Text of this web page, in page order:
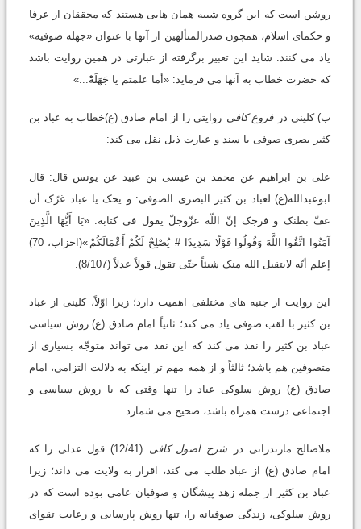
روشن است که این گروه شبیه همان هایی هستند که محققان از عرفا
و حکمای اسلام، همچون صدرالمتألهین از آنها با عنوان «جهله صوفیه»
یاد می کنند. شاید این تعبیر برگرفته از عبارتی در همین روایت باشد
که حضرت خطاب به آنها می فرماید: «أما علمتم یا جَهَلَهْْ...»
ب) کلینی در فروع کافی روایتی را از امام صادق (ع)خطاب به عباد بن
کثیر بصری صوفی با سند و عبارت ذیل نقل می کند:
علی بن ابراهیم عن محمد بن عیسی بن عبید عن یونس قال: قال
ابوعبدالله(ع) لعباد بن کثیر البصری الصوفی: و یحک یا عباد غرّک أن
عفّ بطنک و فرجک إنّ اللّه عزّوجلّ یقول فی کتابه: «یَا أَیُّهَا الَّذِینَ
آمَنُوا اتَّقُوا اللَّهَ وَقُولُوا قَوْلًا سَدِیدًا # یُصْلِحْ لَکُمْ أَعْمَالَکُمْ
»(احزاب، 70)
إعلم أنّه لایتقبل الله منک شیئاً حتّی تقول قولاً عدلاً (8/107).
این روایت از جنبه های مختلفی اهمیت دارد؛ زیرا اوّلاً، کلینی از عباد
بن کثیر با لقب صوفی یاد می کند؛ ثانیاً امام صادق (ع) روش سیاسی
عباد بن کثیر را نقد می کند که این نقد می تواند متوجّه بسیاری از
متصوفین هم باشد؛ ثالثاً و از همه مهم تر اینکه به دلالت التزامی، امام
صادق (ع) روش سلوکی عباد را تنها وقتی که با روش سیاسی و
اجتماعی درست همراه باشد، صحیح می شمارد.
ملاصالح مازندرانی در شرح اصول کافی
(12/41) قول عدلی را که
امام صادق (ع) از عباد طلب می کند، اقرار به ولایت می داند؛ زیرا
عباد بن کثیر از جمله زهد پیشگان و صوفیان عامی بوده است که در
روش سلوکی، زندگی صوفیانه را، تنها روش پارسایی و رعایت تقوای